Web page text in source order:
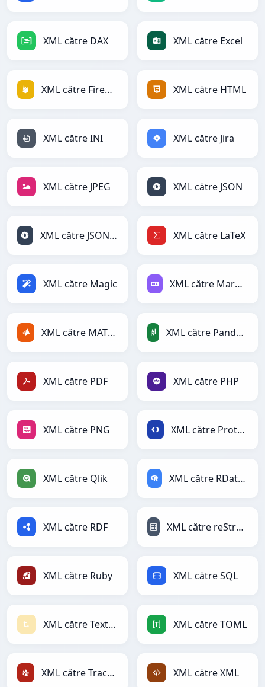
XML către DAX XML către Excel
XML către Firebase XML către HTML
XML către INI XML către Jira
XML către JPEG XML către JSON
XML către JSONLines XML către LaTeX
XML către Magic XML către Markdown
XML către MATLAB XML către PandasDataFrame
XML către PDF XML către PHP
XML către PNG XML către Protobuf
XML către Qlik XML către RDataFrame
XML către RDF XML către reStructuredText
XML către Ruby XML către SQL
XML către Textile XML către TOML
XML către TracWiki XML către XML